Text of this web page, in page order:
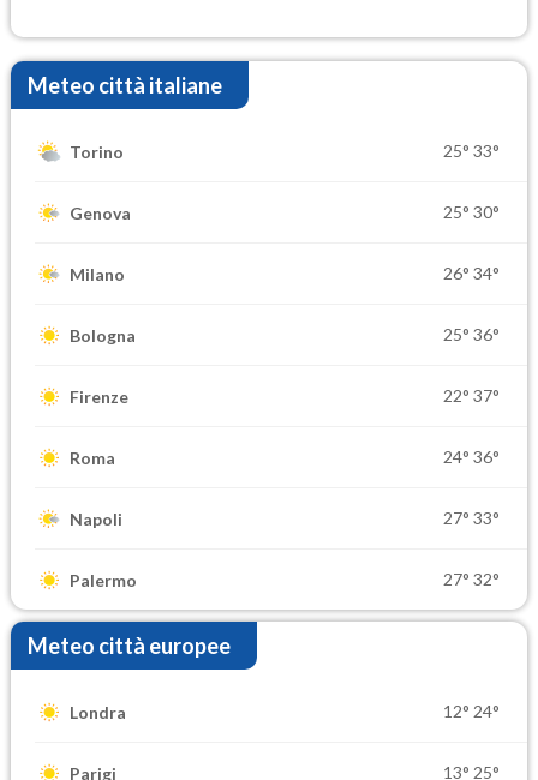
Meteo città italiane
Torino 25° 33°
Genova 25° 30°
Milano 26° 34°
Bologna 25° 36°
Firenze 22° 37°
Roma 24° 36°
Napoli 27° 33°
Palermo 27° 32°
Meteo città europee
Londra 12° 24°
Parigi 13° 25°